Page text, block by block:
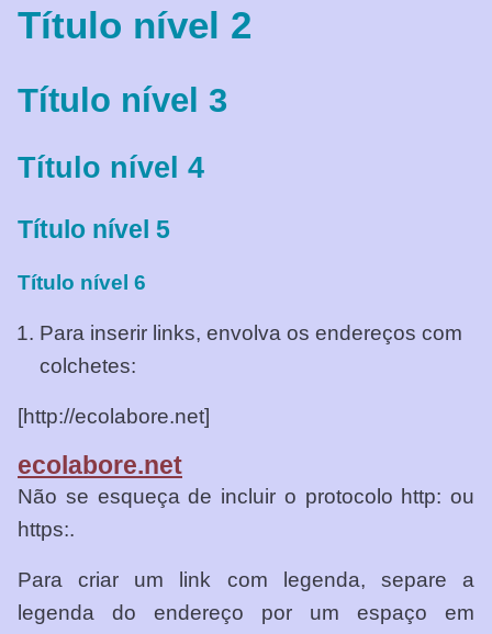
Título nível 2
Título nível 3
Título nível 4
Título nível 5
Título nível 6
Para inserir links, envolva os endereços com
colchetes:
[http://ecolabore.net]
ecolabore.net
Não se esqueça de incluir o protocolo http: ou
https:.
Para criar um link com legenda, separe a
legenda do endereço por um espaço em